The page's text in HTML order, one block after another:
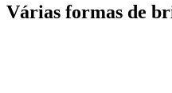
Várias formas de